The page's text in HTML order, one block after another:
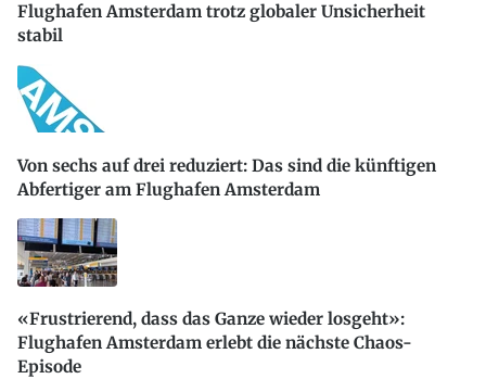
Flughafen Amsterdam trotz globaler Unsicherheit
stabil
Von sechs auf drei reduziert: Das sind die künftigen
Abfertiger am Flughafen Amsterdam
«Frustrierend, dass das Ganze wieder losgeht»:
Flughafen Amsterdam erlebt die nächste Chaos-
Episode